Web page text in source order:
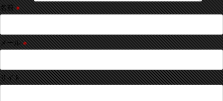
名前※
メール※
サイト